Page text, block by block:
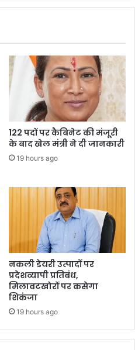
122 पदों पर कैबिनेट की मंजूरी
के बाद खेल मंत्री ने दी जानकारी
19 hours ago
नकली डेयरी उत्पादों पर
प्रदेशव्यापी प्रतिबंध,
मिलावटखोरों पर कसेगा
शिकंजा
19 hours ago